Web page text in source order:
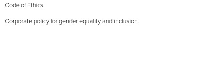
Code of Ethics
Corporate policy for gender equality and inclusion